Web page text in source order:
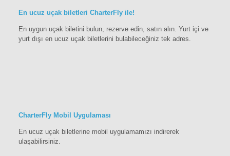
En ucuz uçak biletleri CharterFly ile!
En uygun uçak biletini bulun, rezerve edin, satın alın. Yurt içi ve
yurt dışı en ucuz uçak biletlerini bulabileceğiniz tek adres.
CharterFly Mobil Uygulaması
En ucuz uçak biletlerine mobil uygulamamızı indirerek
ulaşabilirsiniz.